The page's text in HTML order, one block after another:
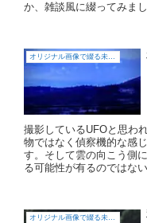
か、雑談風に綴ってみまし
オリジナル画像で綴る未確認飛行物体（UFO)
撮影しているUFOと思わ
物ではなく偵察機的な感
す。そして雲の向こう側
る可能性が有るのではな
オリジナル画像で綴る未確認飛行物体（UFO)